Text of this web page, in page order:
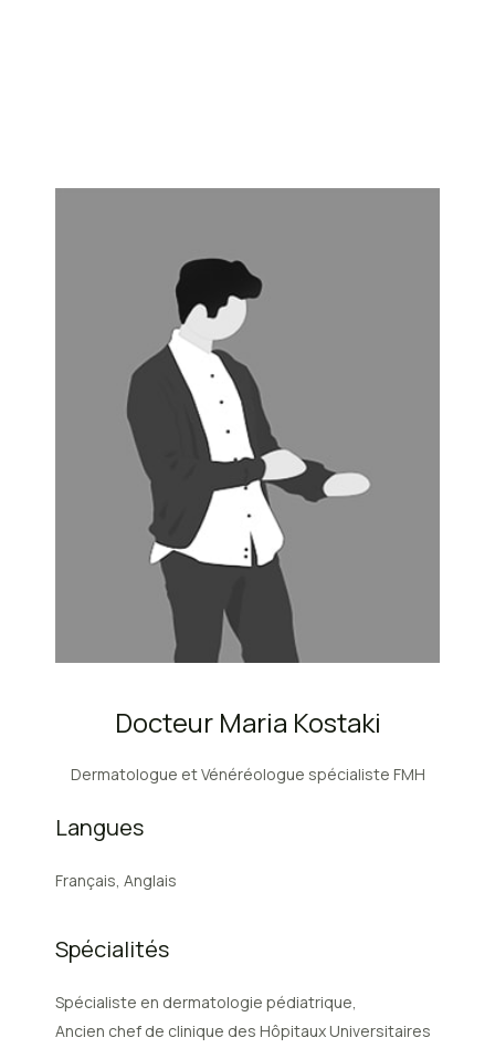
Docteur Maria Kostaki
Dermatologue et Vénéréologue spécialiste FMH
Langues
Français, Anglais
Spécialités
Spécialiste en dermatologie pédiatrique,
Ancien chef de clinique des Hôpitaux Universitaires